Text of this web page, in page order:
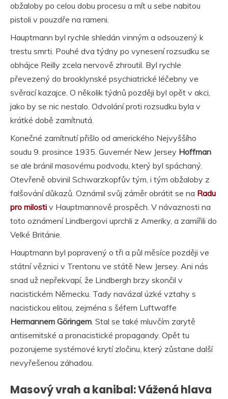
obžaloby po celou dobu procesu a mít u sebe nabitou
pistoli v pouzdře na rameni.
Hauptmann byl rychle shledán vinným a odsouzený k
trestu smrti. Pouhé dva týdny po vynesení rozsudku se
obhájce Reilly zcela nervově zhroutil. Byl rychle
převezený do brooklynské psychiatrické léčebny ve
svěrací kazajce. O několik týdnů později byl opět v akci,
jako by se nic nestalo. Odvolání proti rozsudku byla v
krátké době zamítnutá.
Konečné zamítnutí přišlo od amerického Nejvyššího
soudu 9. prosince 1935. Guvernér New Jersey Hoffman
se ale bránil masovému podvodu, který byl spáchaný.
Otevřeně obvinil Schwarzkopfův tým, i tým obžaloby z
falšování důkazů. Oznámil svůj záměr obrátit se na Radu
pro milosti v Hauptmannově prospěch. V návaznosti na
toto oznámení Lindbergovi uprchli z Ameriky, a zamířili do
Velké Británie.
Hauptmann byl popravený o tři a půl měsíce později ve
státní věznici v Trentonu ve státě New Jersey. Ani nás
snad už nepřekvapí, že Lindbergh brzy skončil v
nacistickém Německu. Tady navázal úzké vztahy s
nacistickou elitou, zejména s šéfem Luftwaffe
Hermannem Göringem. Stal se také mluvčím zarytě
antisemitské a pronacistické propagandy. Opět tu
pozorujeme systémové krytí zločinu, který zůstane další
nevyřešenou záhadou.
Masový vrah a kanibal: Vážená hlava